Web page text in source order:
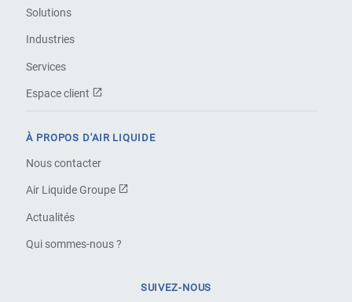
Solutions
Industries
Services
Espace client
À PROPOS D'AIR LIQUIDE
Nous contacter
Air Liquide Groupe
Actualités
Qui sommes-nous ?
SUIVEZ-NOUS